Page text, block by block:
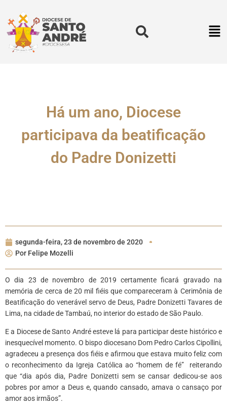
Há um ano, Diocese
participava da beatificação
do Padre Donizetti
segunda-feira, 23 de novembro de 2020
Por Felipe Mozelli
O dia 23 de novembro de 2019 certamente ficará gravado na
memória de cerca de 20 mil fiéis que compareceram à Cerimônia de
Beatificação do venerável servo de Deus, Padre Donizetti Tavares de
Lima, na cidade de Tambaú, no interior do estado de São Paulo.
E a Diocese de Santo André esteve lá para participar deste histórico e
inesquecível momento. O bispo diocesano Dom Pedro Carlos Cipollini,
agradeceu a presença dos fiéis e afirmou que estava muito feliz com
o reconhecimento da Igreja Católica ao “homem de fé” reiterando
que “dia após dia, Padre Donizetti sem se cansar dedicou-se aos
pobres por amor a Deus e, quando cansado, amava o cansaço por
amor aos irmãos”.